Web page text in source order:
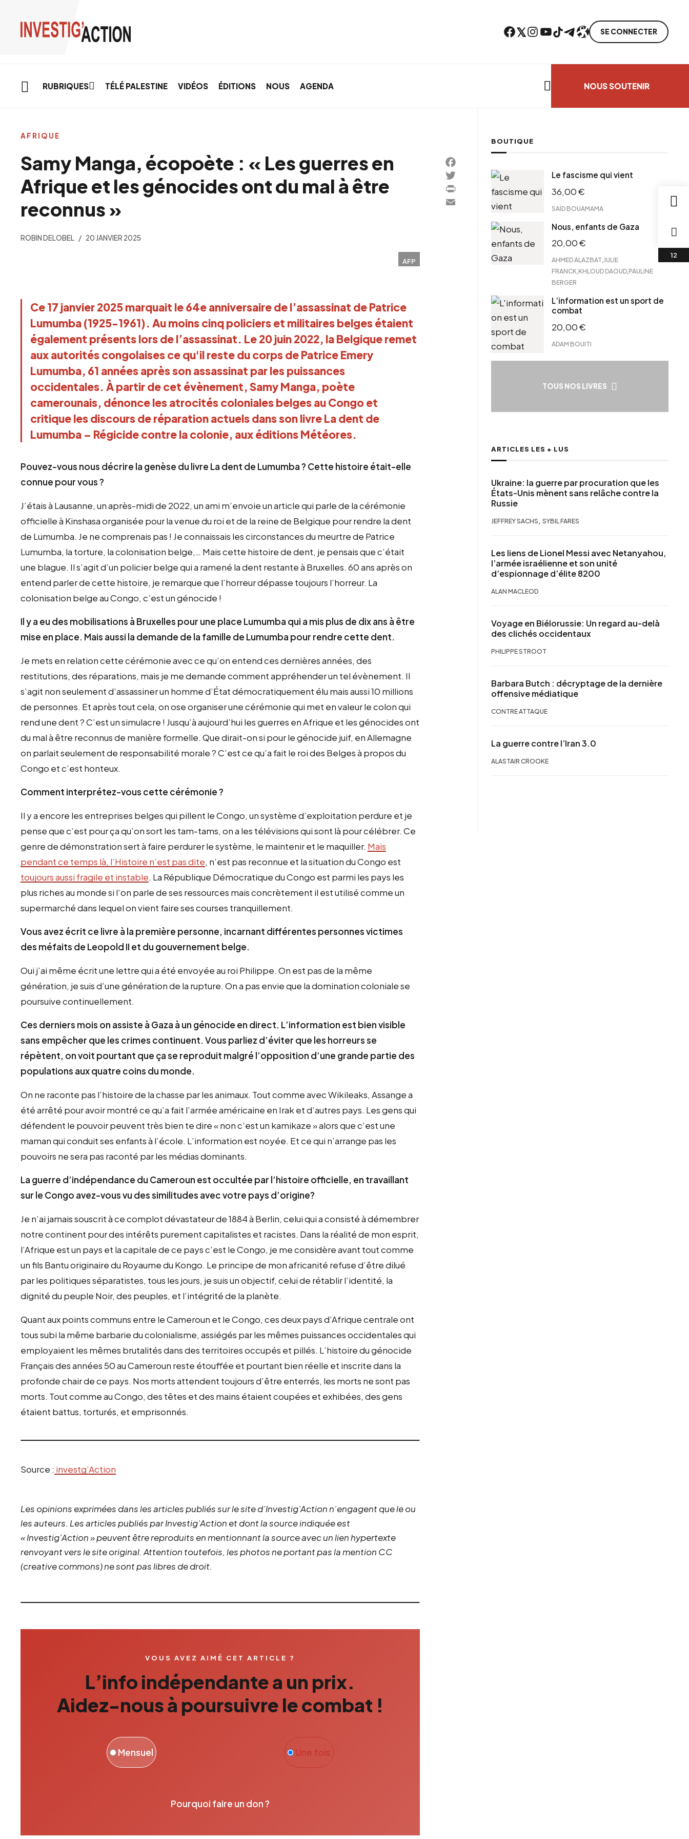
Facebook Twitter Instagram YouTube TikTok TelegramLien SE CONNECTER
RUBRIQUES TÉLÉ PALESTINE VIDÉOS ÉDITIONS NOUS AGENDA NOUS SOUTENIR
AFP
Samy Manga, écopoète : « Les guerres en
Afrique et les génocides ont du mal à être
reconnus »
ROBIN DELOBEL 20 JANVIER 2025
Ce 17 janvier 2025 marquait le 64e anniversaire de l’assassinat de Patrice
Lumumba (1925-1961). Au moins cinq policiers et militaires belges étaient
également présents lors de l’assassinat. Le 20 juin 2022, la Belgique remet
aux autorités congolaises ce qu'il reste du corps de Patrice Emery
Lumumba, 61 années après son assassinat par les puissances
occidentales. À partir de cet évènement, Samy Manga, poète
camerounais, dénonce les atrocités coloniales belges au Congo et
critique les discours de réparation actuels dans son livre La dent de
Lumumba – Régicide contre la colonie, aux éditions Météores.
Pouvez-vous nous décrire la genèse du livre La dent de Lumumba ? Cette histoire était-elle
connue pour vous ?
J’étais à Lausanne, un après-midi de 2022, un ami m’envoie un article qui parle de la cérémonie
officielle à Kinshasa organisée pour la venue du roi et de la reine de Belgique pour rendre la dent
de Lumumba. Je ne comprenais pas ! Je connaissais les circonstances du meurtre de Patrice
Lumumba, la torture, la colonisation belge,… Mais cette histoire de dent, je pensais que c’était
une blague. Il s’agit d’un policier belge qui a ramené la dent restante à Bruxelles. 60 ans après on
entend parler de cette histoire, je remarque que l’horreur dépasse toujours l’horreur. La
colonisation belge au Congo, c’est un génocide !
Il y a eu des mobilisations à Bruxelles pour une place Lumumba qui a mis plus de dix ans à être
mise en place. Mais aussi la demande de la famille de Lumumba pour rendre cette dent.
Je mets en relation cette cérémonie avec ce qu’on entend ces dernières années, des
restitutions, des réparations, mais je me demande comment appréhender un tel évènement. Il
s’agit non seulement d’assassiner un homme d’État démocratiquement élu mais aussi 10 millions
de personnes. Et après tout cela, on ose organiser une cérémonie qui met en valeur le colon qui
rend une dent ? C’est un simulacre ! Jusqu’à aujourd’hui les guerres en Afrique et les génocides ont
du mal à être reconnus de manière formelle. Que dirait-on si pour le génocide juif, en Allemagne
on parlait seulement de responsabilité morale ? C’est ce qu’a fait le roi des Belges à propos du
Congo et c’est honteux.
Comment interprétez-vous cette cérémonie ?
Il y a encore les entreprises belges qui pillent le Congo, un système d’exploitation perdure et je
pense que c’est pour ça qu’on sort les tam-tams, on a les télévisions qui sont là pour célébrer. Ce
genre de démonstration sert à faire perdurer le système, le maintenir et le maquiller. Mais
pendant ce temps là, l’Histoire n’est pas dite, n’est pas reconnue et la situation du Congo est
toujours aussi fragile et instable. La République Démocratique du Congo est parmi les pays les
plus riches au monde si l’on parle de ses ressources mais concrètement il est utilisé comme un
supermarché dans lequel on vient faire ses courses tranquillement.
Vous avez écrit ce livre à la première personne, incarnant différentes personnes victimes
des méfaits de Leopold II et du gouvernement belge.
Oui j’ai même écrit une lettre qui a été envoyée au roi Philippe. On est pas de la même
génération, je suis d’une génération de la rupture. On a pas envie que la domination coloniale se
poursuive continuellement.
Ces derniers mois on assiste à Gaza à un génocide en direct. L’information est bien visible
sans empêcher que les crimes continuent. Vous parliez d’éviter que les horreurs se
répètent, on voit pourtant que ça se reproduit malgré l’opposition d’une grande partie des
populations aux quatre coins du monde.
On ne raconte pas l’histoire de la chasse par les animaux. Tout comme avec Wikileaks, Assange a
été arrêté pour avoir montré ce qu’a fait l’armée américaine en Irak et d’autres pays. Les gens qui
défendent le pouvoir peuvent très bien te dire « non c’est un kamikaze » alors que c’est une
maman qui conduit ses enfants à l’école. L’information est noyée. Et ce qui n’arrange pas les
pouvoirs ne sera pas raconté par les médias dominants.
La guerre d’indépendance du Cameroun est occultée par l’histoire officielle, en travaillant
sur le Congo avez-vous vu des similitudes avec votre pays d’origine?
Je n’ai jamais souscrit à ce complot dévastateur de 1884 à Berlin, celui qui a consisté à démembrer
notre continent pour des intérêts purement capitalistes et racistes. Dans la réalité de mon esprit,
l’Afrique est un pays et la capitale de ce pays c’est le Congo, je me considère avant tout comme
un fils Bantu originaire du Royaume du Kongo. Le principe de mon africanité refuse d’être dilué
par les politiques séparatistes, tous les jours, je suis un objectif, celui de rétablir l’identité, la
dignité du peuple Noir, des peuples, et l’intégrité de la planète.
Quant aux points communs entre le Cameroun et le Congo, ces deux pays d’Afrique centrale ont
tous subi la même barbarie du colonialisme, assiégés par les mêmes puissances occidentales qui
employaient les mêmes brutalités dans des territoires occupés et pillés. L’histoire du génocide
Français des années 50 au Cameroun reste étouffée et pourtant bien réelle et inscrite dans la
profonde chair de ce pays. Nos morts attendent toujours d’être enterrés, les morts ne sont pas
morts. Tout comme au Congo, des têtes et des mains étaient coupées et exhibées, des gens
étaient battus, torturés, et emprisonnés.
Source : investg’Action
AFRIQUE
Les opinions exprimées dans les articles publiés sur le site d’Investig’Action n’engagent que le ou
les auteurs. Les articles publiés par Investig’Action et dont la source indiquée est
« Investig’Action » peuvent être reproduits en mentionnant la source avec un lien hypertexte
renvoyant vers le site original. Attention toutefois, les photos ne portant pas la mention CC
(creative commons) ne sont pas libres de droit.
VOUS AVEZ AIMÉ CET ARTICLE ?
L’info indépendante a un prix.
Aidez-nous à poursuivre le combat !
Une fois
Mensuel
Pourquoi faire un don ?
Facebook
Twitter
PrintFriendly
Email
BOUTIQUE
Le fascisme qui vient
36,00€
SAÏD BOUAMAMA
Nous, enfants de Gaza
20,00€
AHMED ALAZBAT JULIE
FRANCK KHLOUD DAOUD PAULINE
BERGER
L’information est un sport de
combat
20,00€
ADAM BOUITI
TOUS NOS LIVRES
ARTICLES LES + LUS
Ukraine: la guerre par procuration que les
États-Unis mènent sans relâche contre la
Russie
JEFFREY SACHS , SYBIL FARES
Les liens de Lionel Messi avec Netanyahou,
l’armée israélienne et son unité
d’espionnage d’élite 8200
ALAN MACLEOD
Voyage en Biélorussie: Un regard au-delà
des clichés occidentaux
PHILIPPE STROOT
Barbara Butch : décryptage de la dernière
offensive médiatique
CONTRE ATTAQUE
La guerre contre l’Iran 3.0
ALASTAIR CROOKE